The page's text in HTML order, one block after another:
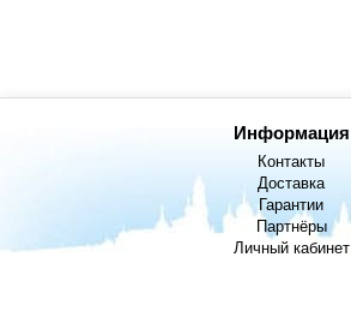
Информация
Контакты
Доставка
Гарантии
Партнёры
Личный кабинет